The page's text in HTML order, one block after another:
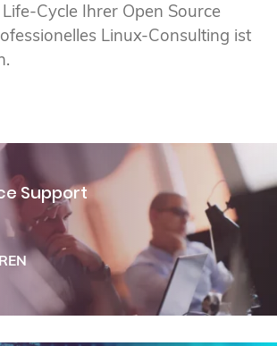
Cycle Ihrer Open Source
Linux-Consulting ist
Support